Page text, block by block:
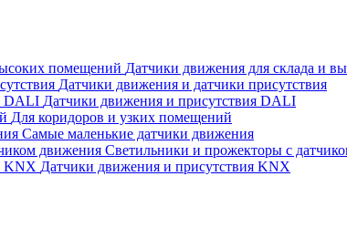
Датчики движения для склада и
Датчики движения и датчики присутствия
Датчики движения и присутствия DALI
Для коридоров и узких помещений
Самые маленькие датчики движения
Светильники и прожекторы с
Датчики движения и присутствия KNX